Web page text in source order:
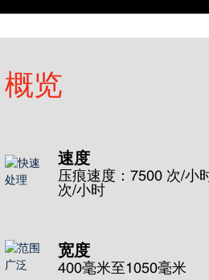
概览
速度
压痕速度：7500 次/小
次/小时
宽度
400毫米至1050毫米